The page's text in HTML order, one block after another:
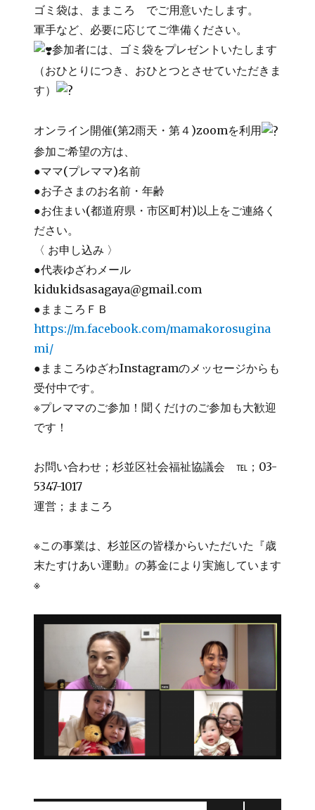
ゴミ袋は、ままころ でご用意いたします。
軍手など、必要に応じてご準備ください。
参加者には、ゴミ袋をプレゼントいたします
（おひとりにつき、おひとつとさせていただきま
す）
オンライン開催(第2雨天・第４)zoomを利用
参加ご希望の方は、
●ママ(プレママ)名前
●お子さまのお名前・年齢
●お住まい(都道府県・市区町村)以上をご連絡く
ださい。
〈 お申し込み 〉
●代表ゆざわメール
kidukidsasagaya@gmail.com
●ままころＦＢ
https://m.facebook.com/mamakorosugina
mi/
●ままころゆざわInstagramのメッセージからも
受付中です。
※プレママのご参加！聞くだけのご参加も大歓迎
です！
お問い合わせ；杉並区社会福祉協議会 ℡；03-
5347-1017
運営；ままころ
※この事業は、杉並区の皆様からいただいた『歳
末たすけあい運動』の募金により実施しています
※